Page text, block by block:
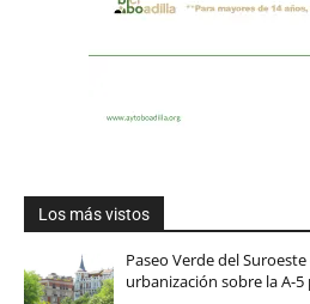
Los más vistos
Paseo Verde del
urbanización sobre la A-